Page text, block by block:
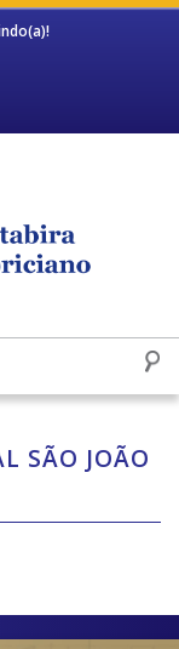
SÃO JOÃO